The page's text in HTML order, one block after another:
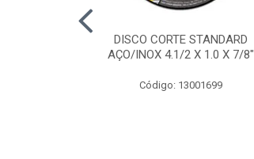
DISCO CORTE STANDARD
AÇO/INOX 4.1/2 X 1.0 X 7/8"
Código: 13001699